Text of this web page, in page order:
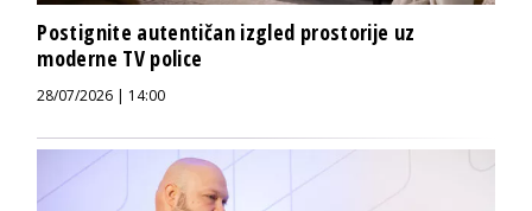
Postignite autentičan izgled prostorije uz
moderne TV police
28/07/2026 | 14:00